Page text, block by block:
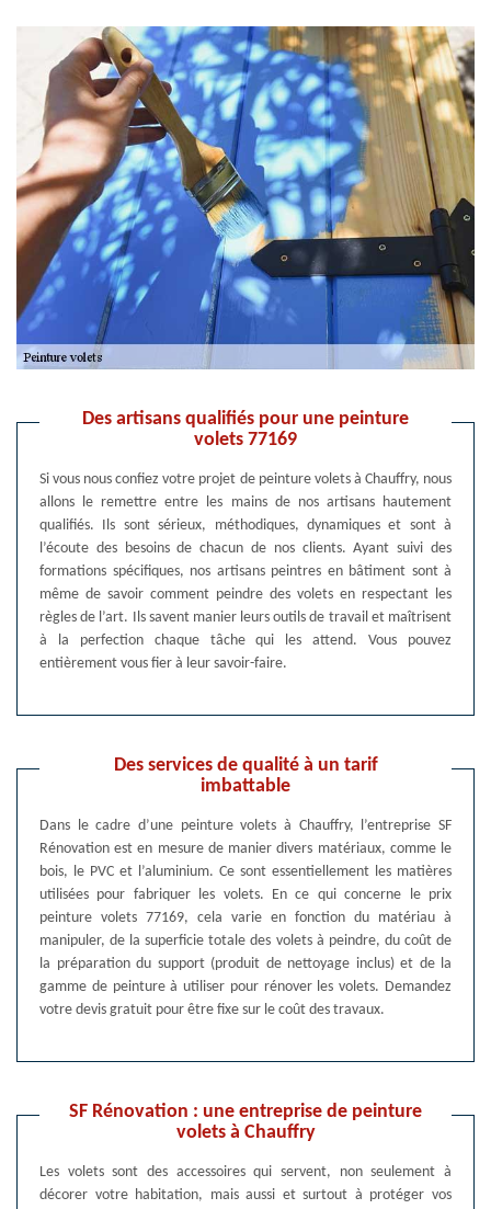
Des artisans qualifiés pour une peinture
volets 77169
Si vous nous confiez votre projet de peinture volets à Chauffry, nous
allons le remettre entre les mains de nos artisans hautement
qualifiés. Ils sont sérieux, méthodiques, dynamiques et sont à
l’écoute des besoins de chacun de nos clients. Ayant suivi des
formations spécifiques, nos artisans peintres en bâtiment sont à
même de savoir comment peindre des volets en respectant les
règles de l’art. Ils savent manier leurs outils de travail et maîtrisent
à la perfection chaque tâche qui les attend. Vous pouvez
entièrement vous fier à leur savoir-faire.
Des services de qualité à un tarif
imbattable
Dans le cadre d’une peinture volets à Chauffry, l’entreprise SF
Rénovation est en mesure de manier divers matériaux, comme le
bois, le PVC et l’aluminium. Ce sont essentiellement les matières
utilisées pour fabriquer les volets. En ce qui concerne le prix
peinture volets 77169, cela varie en fonction du matériau à
manipuler, de la superficie totale des volets à peindre, du coût de
la préparation du support (produit de nettoyage inclus) et de la
gamme de peinture à utiliser pour rénover les volets. Demandez
votre devis gratuit pour être fixe sur le coût des travaux.
SF Rénovation : une entreprise de peinture
volets à Chauffry
Les volets sont des accessoires qui servent, non seulement à
décorer votre habitation, mais aussi et surtout à protéger vos